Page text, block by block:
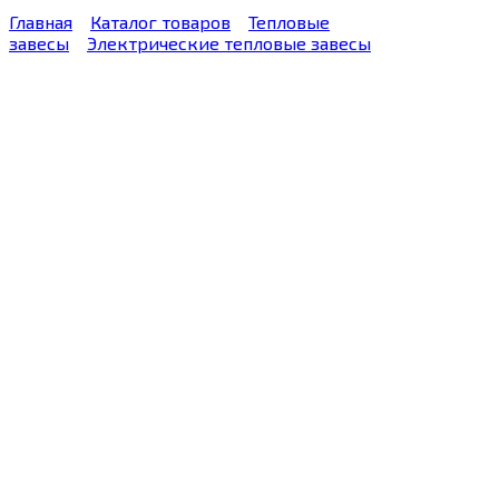
Главная
Каталог товаров
Тепловые
завесы
Электрические тепловые завесы